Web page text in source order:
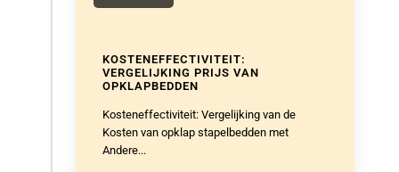
KOSTENEFFECTIVITEIT:
VERGELIJKING PRIJS VAN
OPKLAPBEDDEN
Kosteneffectiviteit: Vergelijking van de
Kosten van opklap stapelbedden met
Andere...